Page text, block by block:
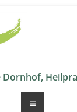
Dornhof,
Menü